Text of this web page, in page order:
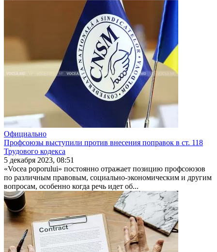
Официально
Профсоюзы выступили против внесения поправок в ст. 118
Трудового кодекса
5 декабря 2023, 08:51
«Vocea poporului» постоянно отражает позицию профсоюзов
по различным правовым, социально-экономическим и другим
вопросам, особенно когда речь идет об...